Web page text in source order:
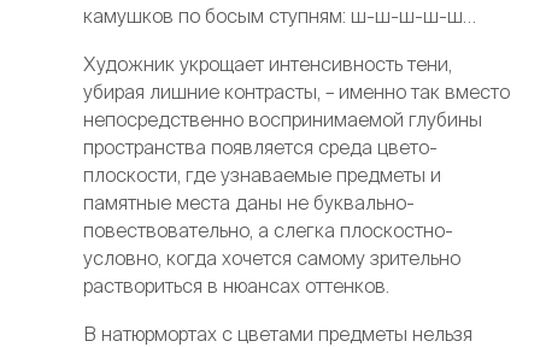
камушков по босым ступням: ш-ш-ш-ш-ш…
Художник укрощает интенсивность тени,
убирая лишние контрасты, – именно так вместо
непосредственно воспринимаемой глубины
пространства появляется среда цвето-
плоскости, где узнаваемые предметы и
памятные места даны не буквально-
повествовательно, а слегка плоскостно-
условно, когда хочется самому зрительно
раствориться в нюансах оттенков.
В натюрмортах с цветами предметы нельзя